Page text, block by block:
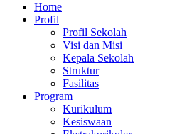
Home
Profil
Profil Sekolah
Visi dan Misi
Kepala Sekolah
Struktur
Fasilitas
Program
Kurikulum
Kesiswaan